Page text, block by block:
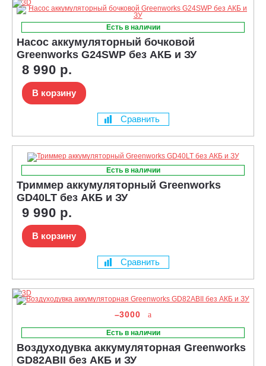
Есть в наличии
Насос аккумуляторный бочковой
Greenworks G24SWP без АКБ и ЗУ
8 990 р.
В корзину
Сравнить
Есть в наличии
Триммер аккумуляторный Greenworks
GD40LT без АКБ и ЗУ
9 990 р.
В корзину
Сравнить
–3000
Есть в наличии
Воздуходувка аккумуляторная Greenworks
GD82ABII без АКБ и ЗУ